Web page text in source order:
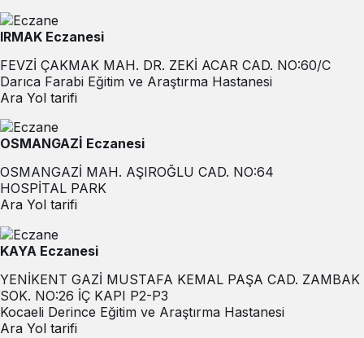
IRMAK Eczanesi
FEVZİ ÇAKMAK MAH. DR. ZEKİ ACAR CAD. NO:60/C
Darıca Farabi Eğitim ve Araştırma Hastanesi
Ara Yol tarifi
OSMANGAZİ Eczanesi
OSMANGAZİ MAH. AŞIROĞLU CAD. NO:64
HOSPİTAL PARK
Ara Yol tarifi
KAYA Eczanesi
YENİKENT GAZİ MUSTAFA KEMAL PAŞA CAD. ZAMBAK
SOK. NO:26 İÇ KAPI P2-P3
Kocaeli Derince Eğitim ve Araştırma Hastanesi
Ara Yol tarifi